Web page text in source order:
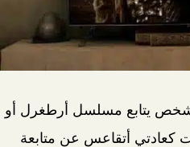
شخص يتابع مسلسل أرطغرل أو
كعادتي أتقاعس عن متابعة